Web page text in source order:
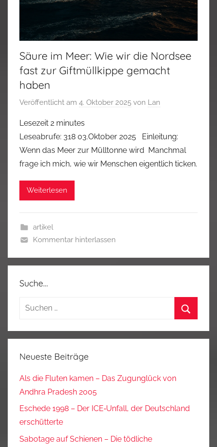
Säure im Meer: Wie wir die Nordsee
fast zur Giftmüllkippe gemacht
haben
Veröffentlicht am 4. Oktober 2025 von Lan
Lesezeit 2 minutes
Leseabrufe: 318 03.Oktober 2025 Einleitung:
Wenn das Meer zur Mülltonne wird Manchmal
frage ich mich, wie wir Menschen eigentlich ticken.
Weiterlesen
artikel
Kommentar hinterlassen
Suche…
Suchen
Neueste Beiträge
Als die Fluten kamen – Das Zugunglück von
Andhra Pradesh 2005
Eschede 1998 – Der ICE‑Unfall, der Deutschland
erschütterte
Sabotage auf Schienen – Die tödliche